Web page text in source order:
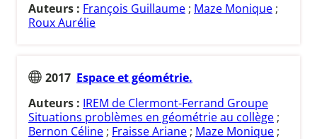
Auteurs : François Guillaume ; Maze Monique ;
Roux Aurélie
2017 Espace et géométrie.
Auteurs : IREM de Clermont-Ferrand Groupe
Situations problèmes en géométrie au collège ;
Bernon Céline ; Fraisse Ariane ; Maze Monique ;